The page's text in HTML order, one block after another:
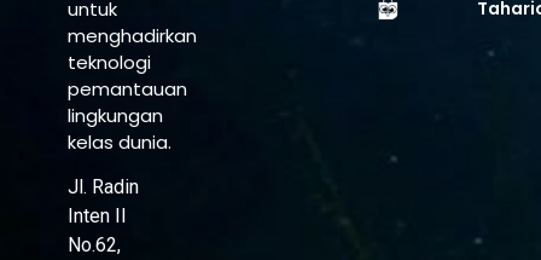
untuk
menghadirkan
teknologi
pemantauan
lingkungan
kelas dunia.
Jl. Radin
Inten II
No.62,